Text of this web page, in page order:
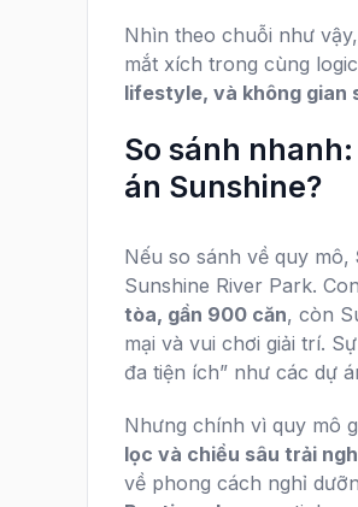
Nhìn theo chuỗi như
mắt xích trong cùng
lifestyle, và không gian
So sánh
án Sunshine?
Nếu so sánh về quy mô,
Sunshine River Park.
tòa, gần 900 căn, còn
mại và vui chơi giải trí.
đa tiện ích” như các dự
Nhưng chính vì quy mô
lọc và chiều sâu trải
về phong cách nghỉ